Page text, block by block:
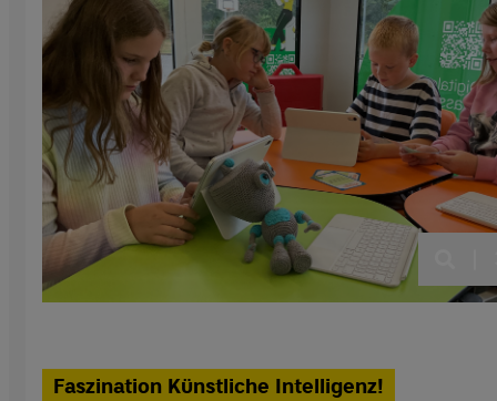
Faszination Künstliche Intelligenz!